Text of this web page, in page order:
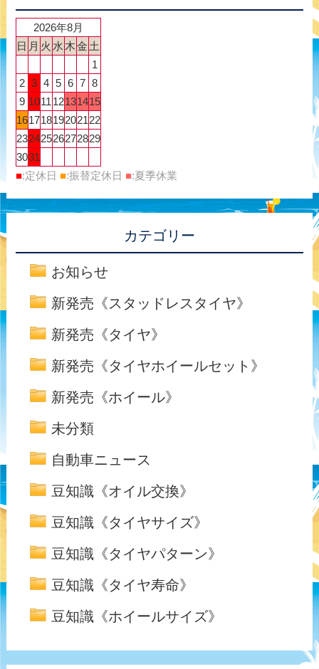
2026年8月
日 月 火 水 木金 土
1
2 3 4 5 6 7 8
9 1011 12131415
16171819202122
23242526272829
3031
■:定休日 ■:振替定休日 ■:夏季休業
カテゴリー
お知らせ
新発売《スタッドレスタイヤ》
新発売《タイヤ》
新発売《タイヤホイールセット》
新発売《ホイール》
未分類
自動車ニュース
豆知識《オイル交換》
豆知識《タイヤサイズ》
豆知識《タイヤパターン》
豆知識《タイヤ寿命》
豆知識《ホイールサイズ》